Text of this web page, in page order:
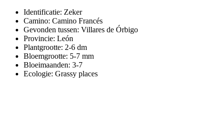
Identificatie: Zeker
Camino: Camino Francés
Gevonden tussen: Villares de Órbigo
Provincie: León
Plantgrootte: 2-6 dm
Bloemgrootte: 5-7 mm
Bloeimaanden: 3-7
Ecologie: Grassy places